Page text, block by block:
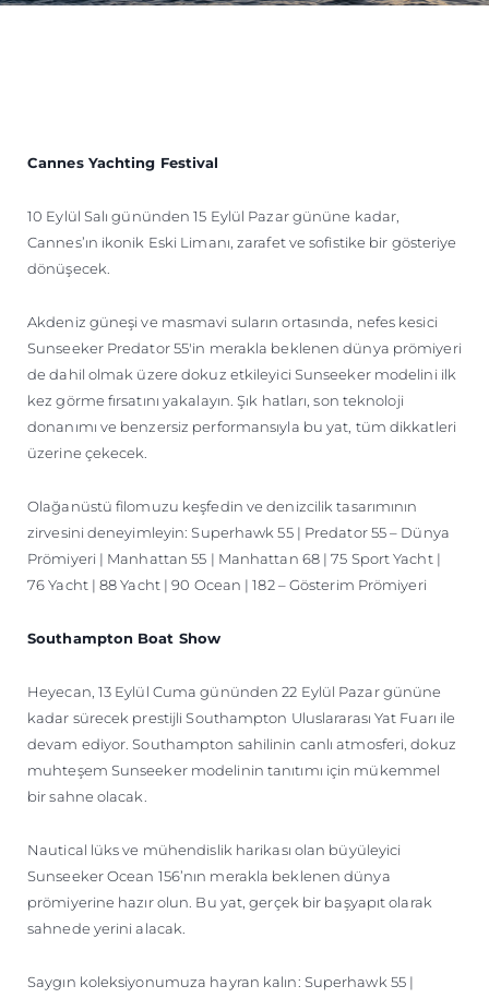
Cannes Yachting Festival
10 Eylül Salı gününden 15 Eylül Pazar gününe kadar,
Cannes’ın ikonik Eski Limanı, zarafet ve sofistike bir gösteriye
dönüşecek.
Akdeniz güneşi ve masmavi suların ortasında, nefes kesici
Sunseeker Predator 55'in merakla beklenen dünya prömiyeri
de dahil olmak üzere dokuz etkileyici Sunseeker modelini ilk
kez görme fırsatını yakalayın. Şık hatları, son teknoloji
donanımı ve benzersiz performansıyla bu yat, tüm dikkatleri
üzerine çekecek.
Olağanüstü filomuzu keşfedin ve denizcilik tasarımının
zirvesini deneyimleyin: Superhawk 55 | Predator 55 – Dünya
Prömiyeri | Manhattan 55 | Manhattan 68 | 75 Sport Yacht |
76 Yacht | 88 Yacht | 90 Ocean | 182 – Gösterim Prömiyeri
Southampton Boat Show
Heyecan, 13 Eylül Cuma gününden 22 Eylül Pazar gününe
kadar sürecek prestijli Southampton Uluslararası Yat Fuarı ile
devam ediyor. Southampton sahilinin canlı atmosferi, dokuz
muhteşem Sunseeker modelinin tanıtımı için mükemmel
bir sahne olacak.
Nautical lüks ve mühendislik harikası olan büyüleyici
Sunseeker Ocean 156’nın merakla beklenen dünya
prömiyerine hazır olun. Bu yat, gerçek bir başyapıt olarak
sahnede yerini alacak.
Saygın koleksiyonumuza hayran kalın: Superhawk 55 |